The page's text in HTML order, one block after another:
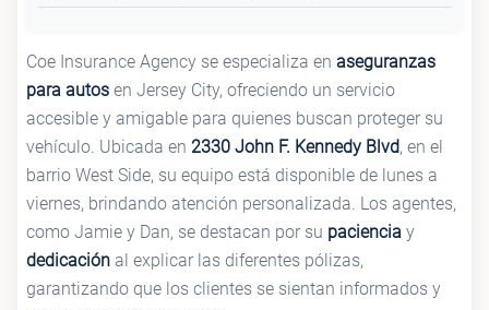
Coe Insurance Agency se especializa en aseguranzas
para autos en Jersey City, ofreciendo un servicio
accesible y amigable para quienes buscan proteger su
vehículo. Ubicada en 2330 John F. Kennedy Blvd, en el
barrio West Side, su equipo está disponible de lunes a
viernes, brindando atención personalizada. Los agentes,
como Jamie y Dan, se destacan por su paciencia y
dedicación al explicar las diferentes pólizas,
garantizando que los clientes se sientan informados y